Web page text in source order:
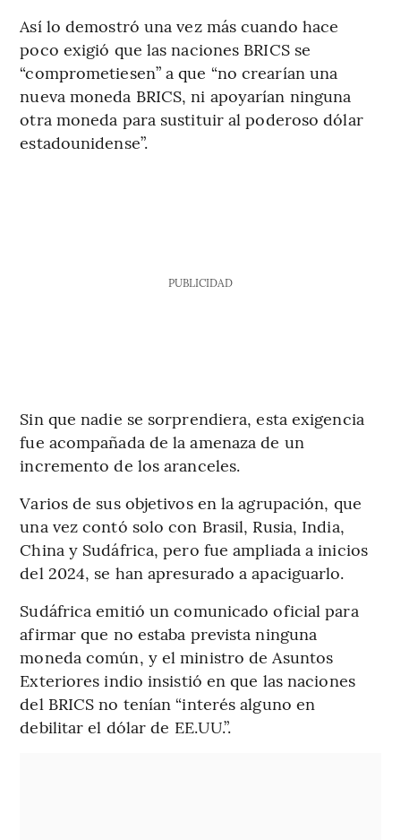
Así lo demostró una vez más cuando hace
poco exigió que las naciones BRICS se
“comprometiesen” a que “no crearían una
nueva moneda BRICS, ni apoyarían ninguna
otra moneda para sustituir al poderoso dólar
estadounidense”.
PUBLICIDAD
Sin que nadie se sorprendiera, esta exigencia
fue acompañada de la amenaza de un
incremento de los aranceles.
Varios de sus objetivos en la agrupación, que
una vez contó solo con Brasil, Rusia, India,
China y Sudáfrica, pero fue ampliada a inicios
del 2024, se han apresurado a apaciguarlo.
Sudáfrica emitió un comunicado oficial para
afirmar que no estaba prevista ninguna
moneda común, y el ministro de Asuntos
Exteriores indio insistió en que las naciones
del BRICS no tenían “interés alguno en
debilitar el dólar de EE.UU.”.